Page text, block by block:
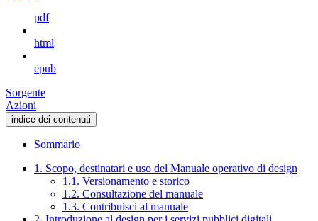
pdf
html
epub
Sorgente
Azioni
indice dei contenuti
Sommario
1. Scopo, destinatari e uso del Manuale operativo di design
1.1. Versionamento e storico
1.2. Consultazione del manuale
1.3. Contribuisci al manuale